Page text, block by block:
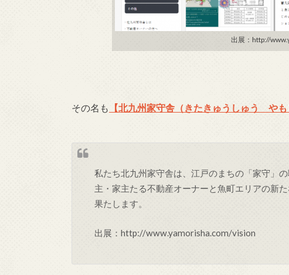
出展：http://
その名も 【北九州家守舎（きたきゅうしゅう やも
私たち北九州家守舎は、江戸のまちの「家守」
主・家主たる不動産オーナーと魚町エリアの新
果たします。
出展：http://www.yamorisha.com/vision